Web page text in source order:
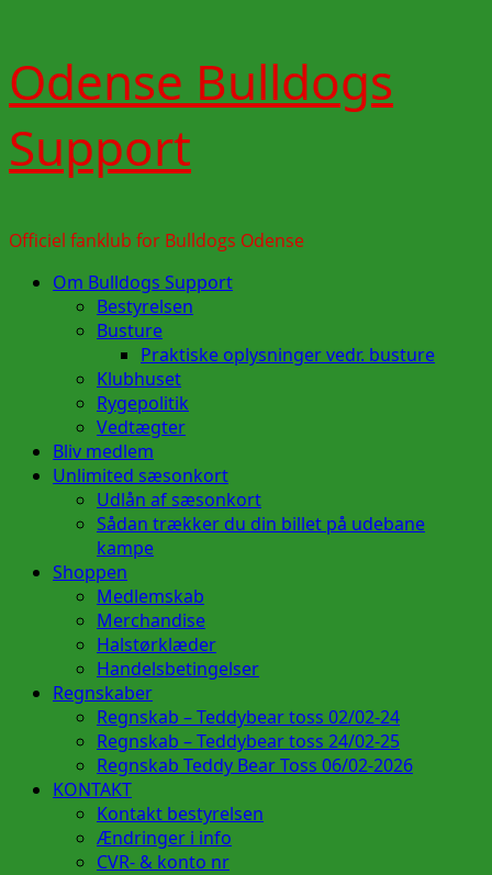
to
content
Odense Bulldogs
Support
Officiel fanklub for Bulldogs Odense
PrimaryOm Bulldogs Support
Bestyrelsen
Busture
Praktiske oplysninger vedr. busture
Klubhuset
Rygepolitik
Vedtægter
Bliv medlem
Unlimited sæsonkort
Udlån af sæsonkort
Sådan trækker du din billet på udebane
kampe
Shoppen
Medlemskab
Merchandise
Halstørklæder
Handelsbetingelser
Regnskaber
Regnskab – Teddybear toss 02/02-24
Regnskab – Teddybear toss 24/02-25
Regnskab Teddy Bear Toss 06/02-2026
KONTAKT
Kontakt bestyrelsen
Ændringer i info
CVR- & konto nr